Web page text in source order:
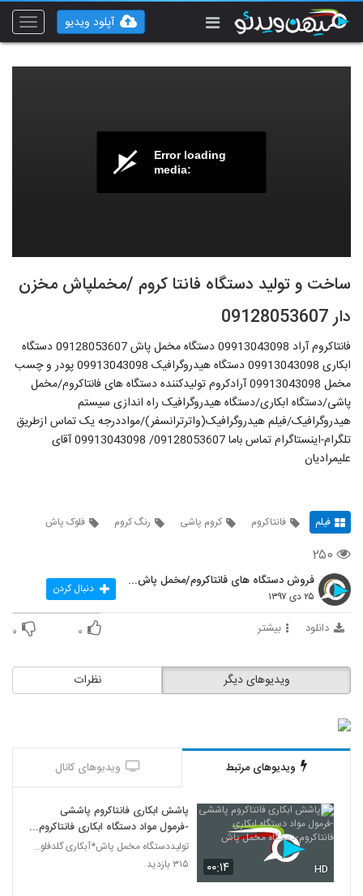
Toggle
آپلود ویدیو
Error loading
media:
ساخت و تولید دستگاه فانتا کروم /مخملپاش مخزن
دار 09128053607
فانتاکروم آراد 09913043098 دستگاه مخمل پاش 09128053607 دستگاه
ابکاری 09913043098 دستگاه هیدروگرافیک 09913043098 پودر و چسب
مخمل 09913043098 آرادکروم تولیدکننده دستگاه های فانتاکروم/مخمل
پاشی/دستگاه ابکاری/دستگاه هیدروگرافیک راه اندازی سیستم
هیدروگرافیک/فیلم هیدروگرافیک(واترترانسفر)/مواددرجه یک تماس ازطریق
تلگرام-اینستاگرام تماس باما 09128053607/ 09913043098 آقای
علیمرادیان
فیلم فانتاکروم کروم پاشی رنگ کروم فلوک پاش
۲۵۰
فروش دستگاه های فانتاکروم/مخمل پاش/هیدروگرافیک
۲۵ دی ۱۳۹۷ دنبال کردن
دانلود بیشتر ۰ ۰
نظرات ویدیوهای دیگر
ویدیوهای مرتبط ویدیوهای کانال
۰۰:۱۴ HD
پاشش ابکاری فانتاکروم پاششی
-فرمول مواد دستگاه ابکاری فانتاکروم-
دستگاه مخمل پاش
تولیددستگاه مخمل پاش*آبکاری گلدفلوک 09106565375
۳۱۵ بازدید